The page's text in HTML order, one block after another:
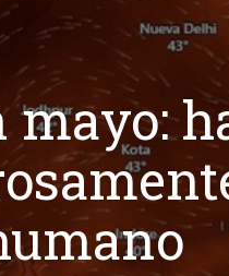
mayo: